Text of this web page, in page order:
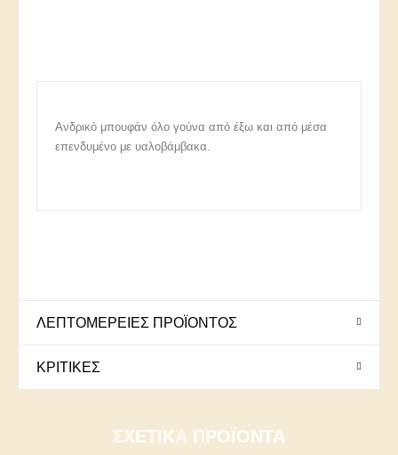
Ανδρικό μπουφάν όλο γούνα από έξω και από μέσα
επενδυμένο με υαλοβάμβακα.
ΛΕΠΤΟΜΈΡΕΙΕΣ ΠΡΟΪΌΝΤΟΣ
ΚΡΙΤΙΚΈΣ
ΣΧΕΤΙΚΆ ΠΡΟΪΌΝΤΑ